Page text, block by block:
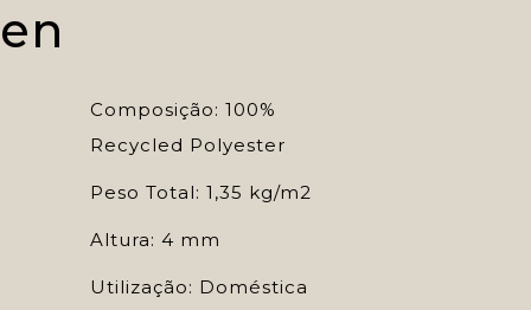
Composição: 100%
Recycled Polyester
Peso Total: 1,35 kg/m2
Altura: 4 mm
Utilização: Doméstica